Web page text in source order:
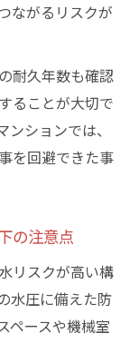
ながるリスクが
耐久年数も確認
ることが大切で
ションでは、
を回避できた事
の注意点
リスクが高い構
水圧に備えた防
ペースや機械室